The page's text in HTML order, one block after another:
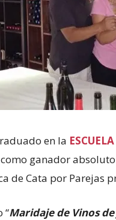
en la
ganador
de Cata por Parejas
“Maridaje de Vinos